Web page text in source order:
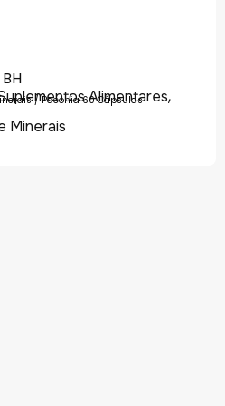
/ Paeonia 60 Cápsulas
Alimentares,
Minerais